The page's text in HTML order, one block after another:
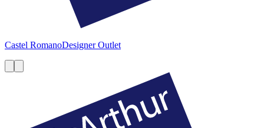
Castel RomanoDesigner Outlet